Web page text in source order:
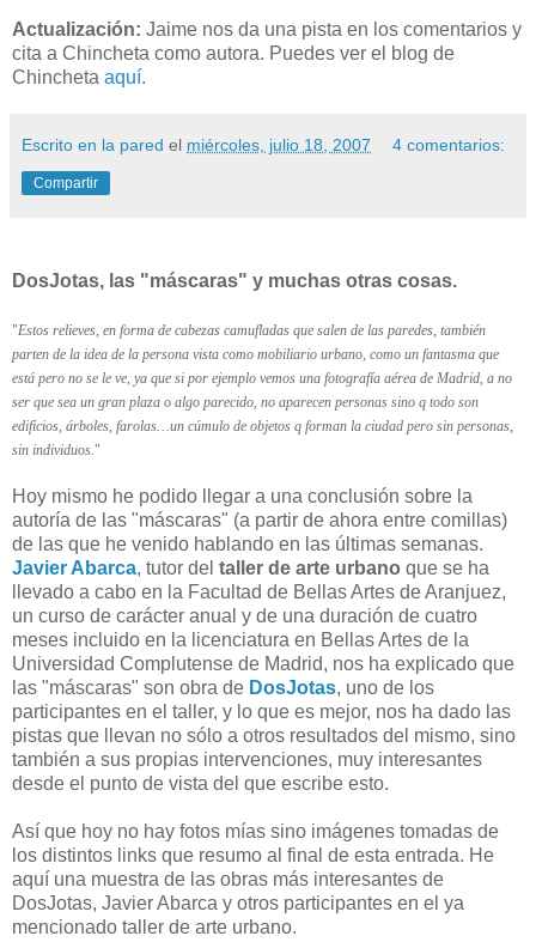
Actualización: Jaime nos da una pista en los comentarios y
cita a Chincheta como autora. Puedes ver el blog de
Chincheta aquí.
Escrito en la pared el miércoles, julio 18, 2007 4 comentarios:
Compartir
DosJotas, las "máscaras" y muchas otras cosas.
"Estos relieves, en forma de cabezas camufladas que salen de las paredes, también
parten de la idea de la persona vista como mobiliario urbano, como un fantasma que
está pero no se le ve, ya que si por ejemplo vemos una fotografía aérea de Madrid, a no
ser que sea un gran plaza o algo parecido, no aparecen personas sino q todo son
edificios, árboles, farolas…un cúmulo de objetos q forman la ciudad pero sin personas,
sin individuos."
Hoy mismo he podido llegar a una conclusión sobre la
autoría de las "máscaras" (a partir de ahora entre comillas)
de las que he venido hablando en las últimas semanas.
Javier Abarca, tutor del taller de arte urbano que se ha
llevado a cabo en la Facultad de Bellas Artes de Aranjuez,
un curso de carácter anual y de una duración de cuatro
meses incluido en la licenciatura en Bellas Artes de la
Universidad Complutense de Madrid, nos ha explicado que
las "máscaras" son obra de DosJotas, uno de los
participantes en el taller, y lo que es mejor, nos ha dado las
pistas que llevan no sólo a otros resultados del mismo, sino
también a sus propias intervenciones, muy interesantes
desde el punto de vista del que escribe esto.
Así que hoy no hay fotos mías sino imágenes tomadas de
los distintos links que resumo al final de esta entrada. He
aquí una muestra de las obras más interesantes de
DosJotas, Javier Abarca y otros participantes en el ya
mencionado taller de arte urbano.